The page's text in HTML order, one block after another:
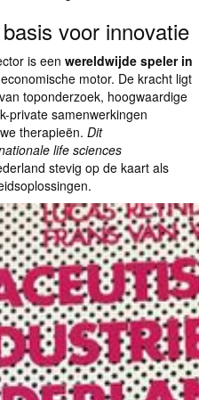
voor innovatie
is een wereldwijde speler in
motor. De kracht ligt
toponderzoek, hoogwaardige
private samenwerkingen
therapieën. Dit
life sciences
stevig op de kaart als